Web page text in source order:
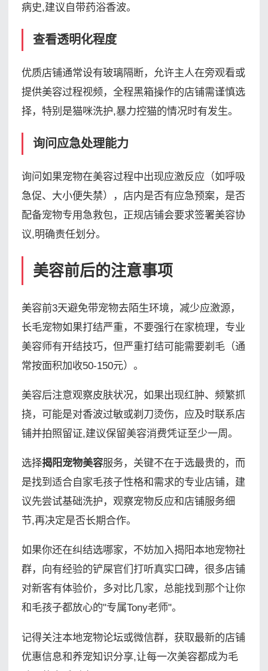
病史,建议自带药浴香波。
查看透明化程度
优质店铺通常设有玻璃隔断，允许主人在旁观看或
提供美容过程视频，全程黑箱操作的店铺需谨慎选
择，特别是猫咪洗护,暴力控猫的情况时有发生。
询问应急处理能力
询问如果宠物在美容过程中出现应激反应（如呼吸
急促、大小便失禁），店内是否有应急预案，是否
配备宠物专用急救包，正规店铺会要求签署美容协
议,明确责任划分。
美容前后的注意事项
美容前3天避免带宠物去陌生环境，减少应激源，
长毛宠物如果打结严重，不要强行在家梳理，专业
美容师有开结技巧，但严重打结可能需要剃毛（通
常按面积加收50-150元）。
美容后注意观察皮肤状况，如果出现红肿、频繁抓
挠，可能是对香波过敏或剃刀烫伤，应及时联系店
铺并拍照留证,建议保留美容消费凭证至少一周。
选择揭阳宠物美容服务，关键不在于选最贵的，而
是找到适合自家毛孩子性格和需求的专业店铺，建
议先尝试基础洗护，观察宠物反应和店铺服务细
节,再决定是否长期合作。
如果你还在纠结选哪家，不妨加入揭阳本地宠物社
群，向有经验的铲屎官们打听真实口碑，很多店铺
对新客有体验价，多对比几家，总能找到那个让你
和毛孩子都放心的"专属Tony老师"。
记得关注本地宠物论坛或微信群，获取最新的店铺
优惠信息和养宠知识分享,让每一次美容都成为毛